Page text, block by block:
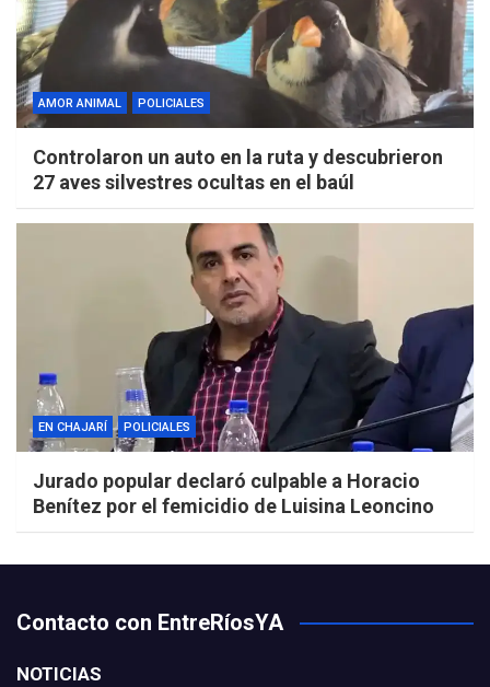
AMOR ANIMAL POLICIALES
Controlaron un auto en la ruta y descubrieron
27 aves silvestres ocultas en el baúl
EN CHAJARÍ POLICIALES
Jurado popular declaró culpable a Horacio
Benítez por el femicidio de Luisina Leoncino
Contacto con EntreRíosYA
NOTICIAS